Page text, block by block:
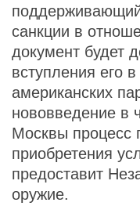
санкции в
документ будет
вступления его
американских
нововведение в
Москвы процесс
приобретения
предоставит
оружие.